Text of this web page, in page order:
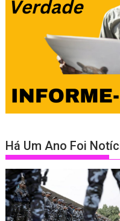
Há Um Ano Foi